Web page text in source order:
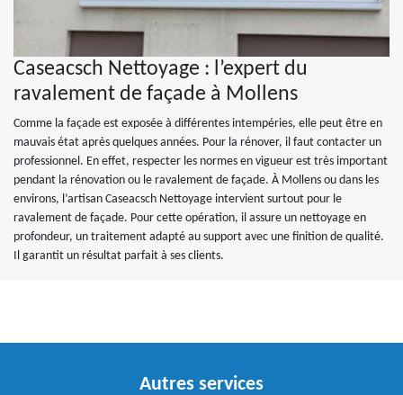
Caseacsch Nettoyage : l’expert du
ravalement de façade à Mollens
Comme la façade est exposée à différentes intempéries, elle peut être en
mauvais état après quelques années. Pour la rénover, il faut contacter un
professionnel. En effet, respecter les normes en vigueur est très important
pendant la rénovation ou le ravalement de façade. À Mollens ou dans les
environs, l’artisan Caseacsch Nettoyage intervient surtout pour le
ravalement de façade. Pour cette opération, il assure un nettoyage en
profondeur, un traitement adapté au support avec une finition de qualité.
Il garantit un résultat parfait à ses clients.
Autres services